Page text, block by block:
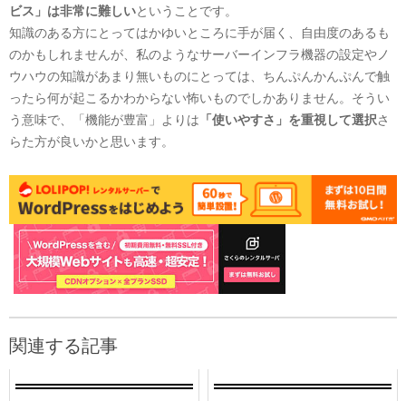
ビス」は非常に難しいということです。
知識のある方にとってはかゆいところに手が届く、自由度のあるも
のかもしれませんが、私のようなサーバーインフラ機器の設定やノ
ウハウの知識があまり無いものにとっては、ちんぷんかんぷんで触
ったら何が起こるかわからない怖いものでしかありません。そうい
う意味で、「機能が豊富」よりは 「使いやすさ」を重視して選択さ
らた方が良いかと思います。
関連する記事